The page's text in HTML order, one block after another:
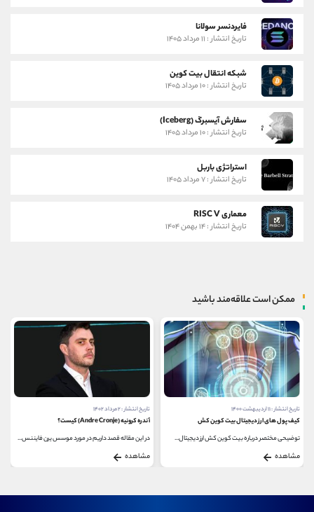
فایردنسر سولانا
تاریخ انتشار : ۱۱ مرداد ۱۴۰۵
شبکه انتقال بیت کوین
تاریخ انتشار : ۱۰ مرداد ۱۴۰۵
سفارش آیسبرگ (Iceberg)
تاریخ انتشار : ۱۰ مرداد ۱۴۰۵
استراتژی باربل
تاریخ انتشار : ۷ مرداد ۱۴۰۵
معماری RISC V
تاریخ انتشار : ۱۴ بهمن ۱۴۰۴
ممکن است علاقه‌مند باشید
تاریخ انتشار : ۱۱ اردیبهشت ۱۴۰۰
کیف پول های ارز دیجیتال بیت کوین کش
توضیحی مختصر درباره بیت کوین کش ارز دیجیتال...
مشاهده
تاریخ انتشار : ۲ مرداد ۱۴۰۲
آندره کرونیه (Andre Cronje) کیست؟
در این مقاله قصد داریم در مورد موسس یرن فایننس...
مشاهده